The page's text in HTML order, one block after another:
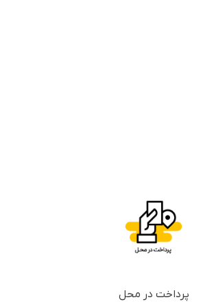
پرداخت در محل